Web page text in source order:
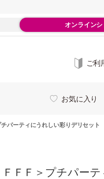
オンライン
ご利
お気に入り
パーティにうれしい彩りデリセット
ＦＦＦ＞プチパー